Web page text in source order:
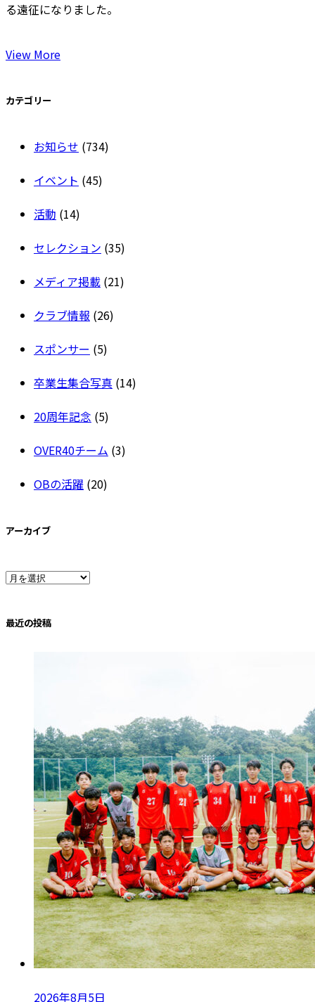
る遠征になりました。
View More
カテゴリー
お知らせ (734)
イベント (45)
活動 (14)
セレクション (35)
メディア掲載 (21)
クラブ情報 (26)
スポンサー (5)
卒業生集合写真 (14)
20周年記念 (5)
OVER40チーム (3)
OBの活躍 (20)
アーカイブ
ア
最近の投稿
2026年8月5日